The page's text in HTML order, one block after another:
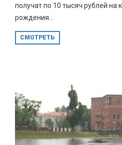
получат по 10 тысяч рублей на
рождения...
СМОТРЕТЬ